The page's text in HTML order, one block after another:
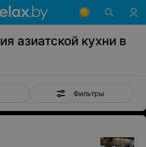
азиатской кухни в
Фильтры